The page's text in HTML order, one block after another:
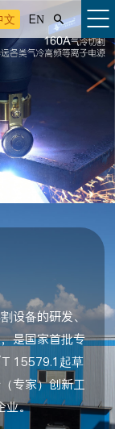
文 EN 
设备的研发、
是国家首批专
15579.1起草
专家）创新工
业。